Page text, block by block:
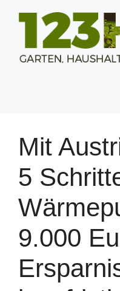
Inhalt
Mit
5
9.000